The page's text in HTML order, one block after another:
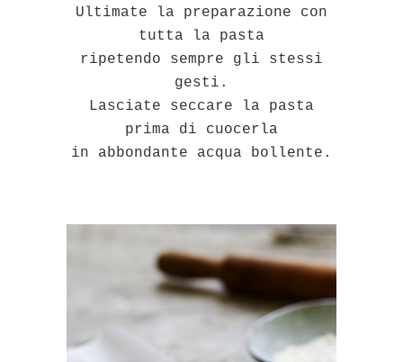
Ultimate la preparazione con
tutta la pasta
ripetendo sempre gli stessi
gesti.
Lasciate seccare la pasta
prima di cuocerla
in abbondante acqua bollente.